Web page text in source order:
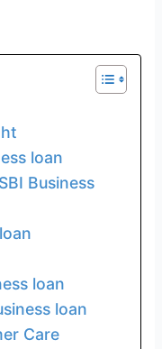
loan
Business
loan
loan
Care